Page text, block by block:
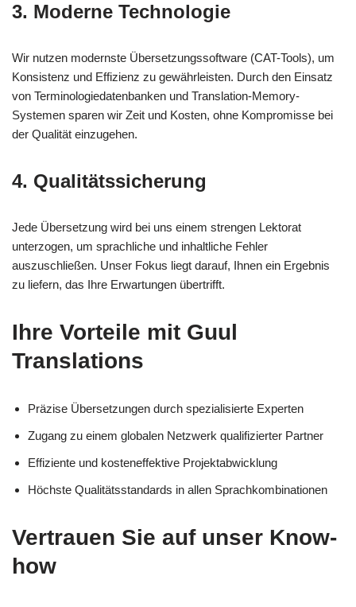
3. Moderne Technologie
Wir nutzen modernste Übersetzungssoftware (CAT-Tools), um
Konsistenz und Effizienz zu gewährleisten. Durch den Einsatz
von Terminologiedatenbanken und Translation-Memory-
Systemen sparen wir Zeit und Kosten, ohne Kompromisse bei
der Qualität einzugehen.
4. Qualitätssicherung
Jede Übersetzung wird bei uns einem strengen Lektorat
unterzogen, um sprachliche und inhaltliche Fehler
auszuschließen. Unser Fokus liegt darauf, Ihnen ein Ergebnis
zu liefern, das Ihre Erwartungen übertrifft.
Ihre Vorteile mit Guul
Translations
Präzise Übersetzungen durch spezialisierte Experten
Zugang zu einem globalen Netzwerk qualifizierter Partner
Effiziente und kosteneffektive Projektabwicklung
Höchste Qualitätsstandards in allen Sprachkombinationen
Vertrauen Sie auf unser Know-
how